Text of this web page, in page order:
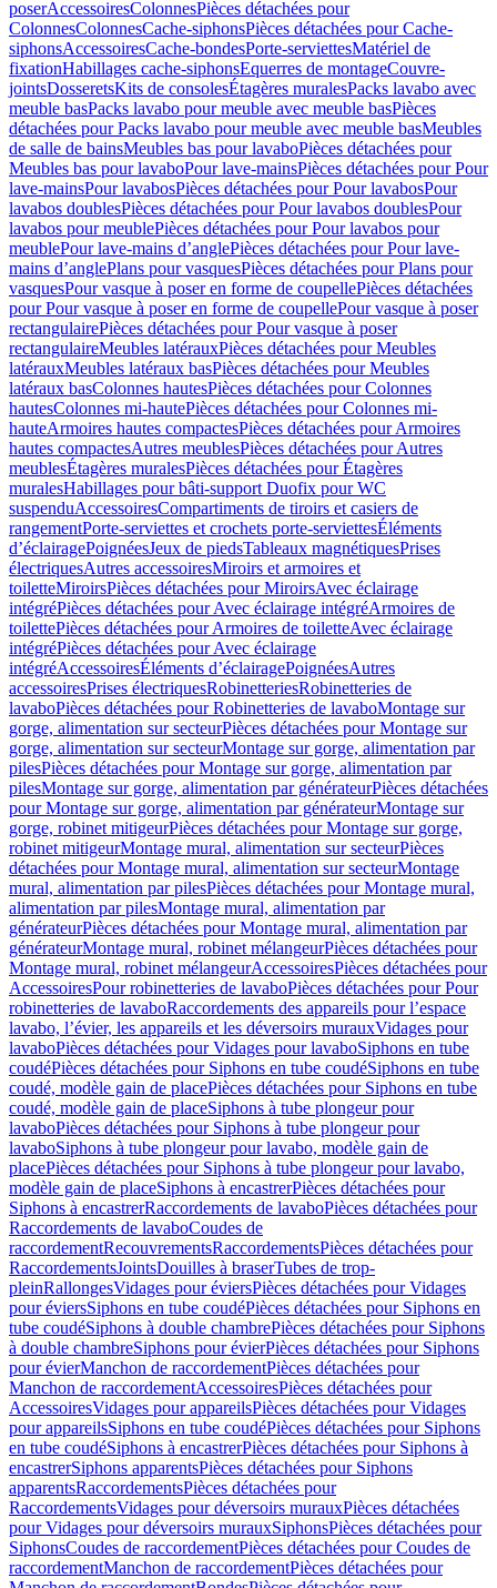
poserAccessoiresColonnesPièces détachées pour
ColonnesColonnesCache-siphonsPièces détachées pour Cache-
siphonsAccessoiresCache-bondesPorte-serviettesMatériel de
fixationHabillages cache-siphonsEquerres de montageCouvre-
jointsDosseretsKits de consolesÉtagères muralesPacks lavabo avec
meuble basPacks lavabo pour meuble avec meuble basPièces
détachées pour Packs lavabo pour meuble avec meuble basMeubles
de salle de bainsMeubles bas pour lavaboPièces détachées pour
Meubles bas pour lavaboPour lave-mainsPièces détachées pour Pour
lave-mainsPour lavabosPièces détachées pour Pour lavabosPour
lavabos doublesPièces détachées pour Pour lavabos doublesPour
lavabos pour meublePièces détachées pour Pour lavabos pour
meublePour lave-mains d’anglePièces détachées pour Pour lave-
mains d’anglePlans pour vasquesPièces détachées pour Plans pour
vasquesPour vasque à poser en forme de coupellePièces détachées
pour Pour vasque à poser en forme de coupellePour vasque à poser
rectangulairePièces détachées pour Pour vasque à poser
rectangulaireMeubles latérauxPièces détachées pour Meubles
latérauxMeubles latéraux basPièces détachées pour Meubles
latéraux basColonnes hautesPièces détachées pour Colonnes
hautesColonnes mi-hautePièces détachées pour Colonnes mi-
hauteArmoires hautes compactesPièces détachées pour Armoires
hautes compactesAutres meublesPièces détachées pour Autres
meublesÉtagères muralesPièces détachées pour Étagères
muralesHabillages pour bâti-support Duofix pour WC
suspenduAccessoiresCompartiments de tiroirs et casiers de
rangementPorte-serviettes et crochets porte-serviettesÉléments
d’éclairagePoignéesJeux de piedsTableaux magnétiquesPrises
électriquesAutres accessoiresMiroirs et armoires et
toiletteMiroirsPièces détachées pour MiroirsAvec éclairage
intégréPièces détachées pour Avec éclairage intégréArmoires de
toilettePièces détachées pour Armoires de toiletteAvec éclairage
intégréPièces détachées pour Avec éclairage
intégréAccessoiresÉléments d’éclairagePoignéesAutres
accessoiresPrises électriquesRobinetteriesRobinetteries de
lavaboPièces détachées pour Robinetteries de lavaboMontage sur
gorge, alimentation sur secteurPièces détachées pour Montage sur
gorge, alimentation sur secteurMontage sur gorge, alimentation par
pilesPièces détachées pour Montage sur gorge, alimentation par
pilesMontage sur gorge, alimentation par générateurPièces détachées
pour Montage sur gorge, alimentation par générateurMontage sur
gorge, robinet mitigeurPièces détachées pour Montage sur gorge,
robinet mitigeurMontage mural, alimentation sur secteurPièces
détachées pour Montage mural, alimentation sur secteurMontage
mural, alimentation par pilesPièces détachées pour Montage mural,
alimentation par pilesMontage mural, alimentation par
générateurPièces détachées pour Montage mural, alimentation par
générateurMontage mural, robinet mélangeurPièces détachées pour
Montage mural, robinet mélangeurAccessoiresPièces détachées pour
AccessoiresPour robinetteries de lavaboPièces détachées pour Pour
robinetteries de lavaboRaccordements des appareils pour l’espace
lavabo, l’évier, les appareils et les déversoirs murauxVidages pour
lavaboPièces détachées pour Vidages pour lavaboSiphons en tube
coudéPièces détachées pour Siphons en tube coudéSiphons en tube
coudé, modèle gain de placePièces détachées pour Siphons en tube
coudé, modèle gain de placeSiphons à tube plongeur pour
lavaboPièces détachées pour Siphons à tube plongeur pour
lavaboSiphons à tube plongeur pour lavabo, modèle gain de
placePièces détachées pour Siphons à tube plongeur pour lavabo,
modèle gain de placeSiphons à encastrerPièces détachées pour
Siphons à encastrerRaccordements de lavaboPièces détachées pour
Raccordements de lavaboCoudes de
raccordementRecouvrementsRaccordementsPièces détachées pour
RaccordementsJointsDouilles à braserTubes de trop-
pleinRallongesVidages pour éviersPièces détachées pour Vidages
pour éviersSiphons en tube coudéPièces détachées pour Siphons en
tube coudéSiphons à double chambrePièces détachées pour Siphons
à double chambreSiphons pour évierPièces détachées pour Siphons
pour évierManchon de raccordementPièces détachées pour
Manchon de raccordementAccessoiresPièces détachées pour
AccessoiresVidages pour appareilsPièces détachées pour Vidages
pour appareilsSiphons en tube coudéPièces détachées pour Siphons
en tube coudéSiphons à encastrerPièces détachées pour Siphons à
encastrerSiphons apparentsPièces détachées pour Siphons
apparentsRaccordementsPièces détachées pour
RaccordementsVidages pour déversoirs murauxPièces détachées
pour Vidages pour déversoirs murauxSiphonsPièces détachées pour
SiphonsCoudes de raccordementPièces détachées pour Coudes de
raccordementManchon de raccordementPièces détachées pour